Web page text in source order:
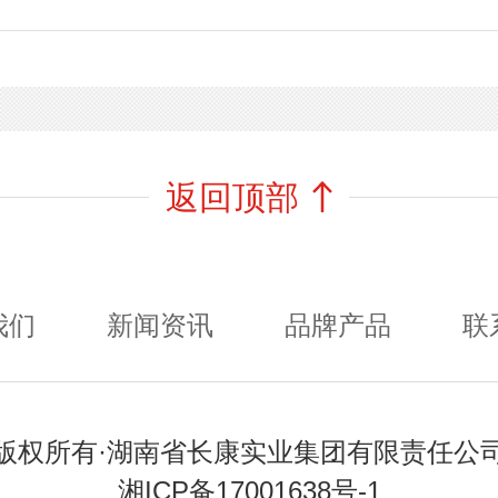
返回顶部
们 新闻资讯 品牌产品 联
权所有·湖南省长康实业集团有限责任公
湘ICP备17001638号-1